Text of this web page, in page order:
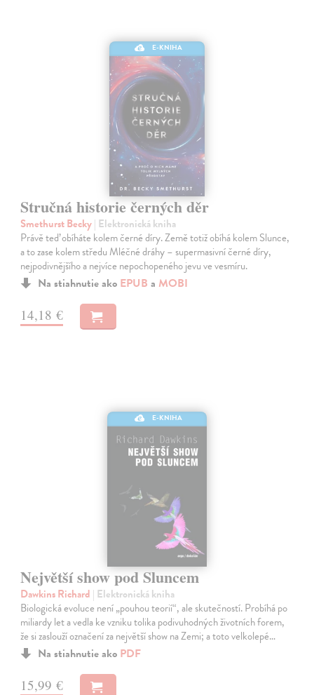
E-KNIHA
Stručná historie černých děr
Smethurst Becky| Elektronická kniha
Právě teď obíháte kolem černé díry. Země totiž obíhá kolem Slunce,
a to zase kolem středu Mléčné dráhy – supermasivní černé díry,
nejpodivnějšího a nejvíce nepochopeného jevu ve vesmíru.
Na stiahnutie ako EPUB a MOBI
14,18 €
E-KNIHA
Největší show pod Sluncem
Dawkins Richard | Elektronická kniha
Biologická evoluce není „pouhou teorií“, ale skutečností. Probíhá po
miliardy let a vedla ke vzniku tolika podivuhodných životních forem,
že si zaslouží označení za největší show na Zemi; a toto velkolepé…
Na stiahnutie ako PDF
15,99 €